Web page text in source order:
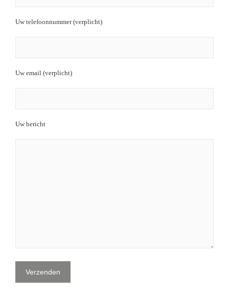
Uw telefoonnummer (verplicht)
Uw email (verplicht)
Uw bericht